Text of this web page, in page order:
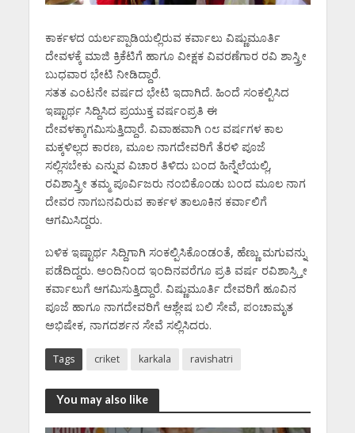
ಕಾರ್ಕಳದ ಯರ್ಲಪ್ಪಾಡಿಯಲ್ಲಿರುವ ಕರ್ವಾಲು ವಿಷ್ಣುಮೂರ್ತಿ
ದೇವಳಕ್ಕೆ ಮಾಜಿ ಕ್ರಿಕೆಟಿಗೆ ಹಾಗೂ ವೀಕ್ಷಕ ವಿವರಣೆಗಾರ ರವಿ ಶಾಸ್ತ್ರೀ
ಬುಧವಾರ ಭೇಟಿ ನೀಡಿದ್ದಾರೆ.
ಸತತ ಎಂಟನೇ ವರ್ಷದ ಭೇಟಿ ಇದಾಗಿದೆ. ಹಿಂದೆ ಸಂಕಲ್ಪಿಸಿದ
ಇಷ್ಟಾರ್ಥ ಸಿದ್ದಿಸಿದ ಪ್ರಯುಕ್ತ ವರ್ಷಂಪ್ರತಿ ಈ
ದೇವಳಕ್ಕಾಗಮಿಸುತ್ತಿದ್ದಾರೆ. ವಿವಾಹವಾಗಿ ೧೮ ವರ್ಷಗಳ ಕಾಲ
ಮಕ್ಕಳಿಲ್ಲದ ಕಾರಣ, ಮೂಲ ನಾಗದೇವರಿಗೆ ತೆರಳಿ ಪೂಜೆ
ಸಲ್ಲಿಸಬೇಕು ಎನ್ನುವ ವಿಚಾರ ತಿಳಿದು ಬಂದ ಹಿನ್ನೆಲೆಯಲ್ಲಿ,
ರವಿಶಾಸ್ತ್ರೀ ತಮ್ಮ ಪೂರ್ವಿಜರು ನಂಬಿಕೊಂಡು ಬಂದ ಮೂಲ ನಾಗ
ದೇವರ ನಾಗಬನವಿರುವ ಕಾರ್ಕಳ ತಾಲೂಕಿನ ಕರ್ವಾಲಿಗೆ
ಆಗಮಿಸಿದ್ದರು.
ಬಳಿಕ ಇಷ್ಟಾರ್ಥ ಸಿದ್ದಿಗಾಗಿ ಸಂಕಲ್ಪಿಸಿಕೊಂಡಂತೆ, ಹೆಣ್ಣು ಮಗುವನ್ನು
ಪಡೆದಿದ್ದರು. ಅಂದಿನಿಂದ ಇಂದಿನವರೆಗೂ ಪ್ರತಿ ವರ್ಷ ರವಿಶಾಸ್ರ್ತೀ
ಕರ್ವಾಲುಗೆ ಆಗಮಿಸುತ್ತಿದ್ದಾರೆ. ವಿಷ್ಣುಮೂರ್ತಿ ದೇವರಿಗೆ ಹೂವಿನ
ಪೂಜೆ ಹಾಗೂ ನಾಗದೇವರಿಗೆ ಆಶ್ಲೇಷ ಬಲಿ ಸೇವೆ, ಪಂಚಾಮೃತ
ಅಭಿಷೇಕ, ನಾಗದರ್ಶನ ಸೇವೆ ಸಲ್ಲಿಸಿದರು.
Tags criket karkala ravishatri
You may also like